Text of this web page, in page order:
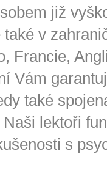
již
také v
Francie,
Vám
také
Naši lektoři
s